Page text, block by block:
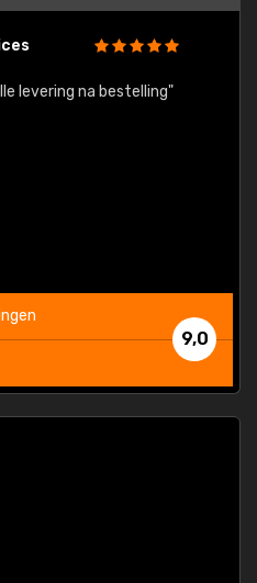
levering na bestelling"
9,0